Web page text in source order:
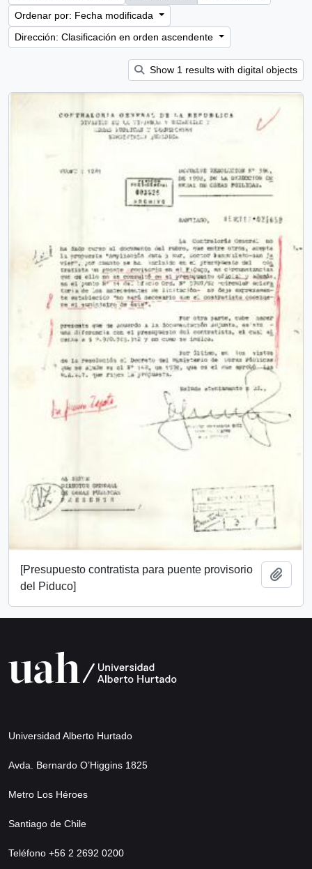
Ordenar por: Fecha modificada
Dirección: Clasificación en orden ascendente
Show 1 results with digital objects
[Presupuesto contratista para puente provisorio
del Piduco]
Universidad Alberto Hurtado
Avda. Bernardo O’Higgins 1825
Metro Los Héroes
Santiago de Chile
Teléfono +56 2 2692 0200